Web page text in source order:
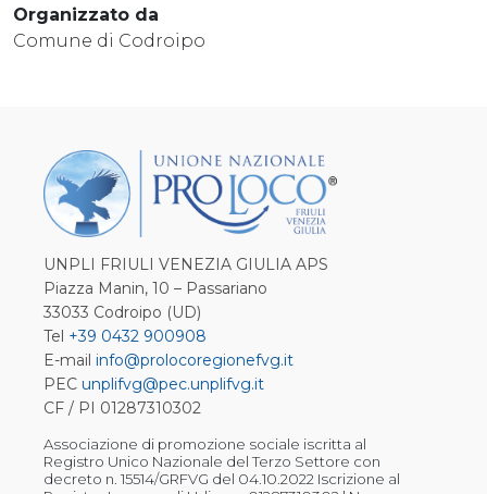
Organizzato da
Comune di Codroipo
UNPLI FRIULI VENEZIA GIULIA APS
Piazza Manin, 10 – Passariano
33033 Codroipo (UD)
Tel +39 0432 900908
E-mail info@prolocoregionefvg.it
PEC unplifvg@pec.unplifvg.it
CF / PI 01287310302
Associazione di promozione sociale iscritta al
Registro Unico Nazionale del Terzo Settore con
decreto n. 15514/GRFVG del 04.10.2022 Iscrizione al